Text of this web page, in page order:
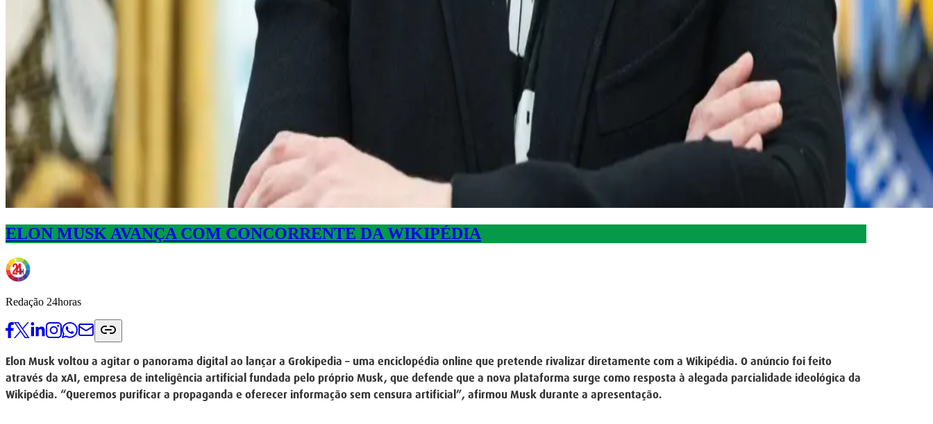
ELON MUSK AVANÇA COM CONCORRENTE DA WIKIPÉDIA
Redação 24horas
Elon Musk voltou a agitar o panorama digital ao lançar a Grokipedia – uma enciclopédia online que pretende rivalizar diretamente com a Wikipédia. O anúncio foi feito
através da xAI, empresa de inteligência artificial fundada pelo próprio Musk, que defende que a nova plataforma surge como resposta à alegada parcialidade ideológica da
Wikipédia. “Queremos purificar a propaganda e oferecer informação sem censura artificial”, afirmou Musk durante a apresentação.